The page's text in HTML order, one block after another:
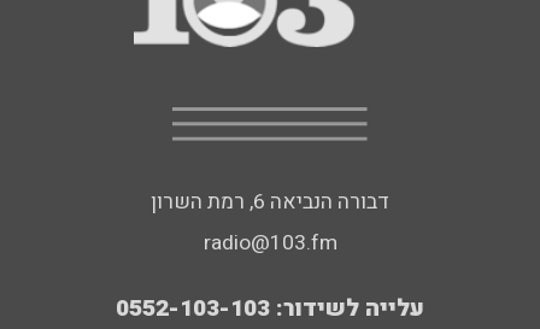
דבורה הנביאה 6, רמת השרון
radio@103.fm
עלייה לשידור: 0552-103-103